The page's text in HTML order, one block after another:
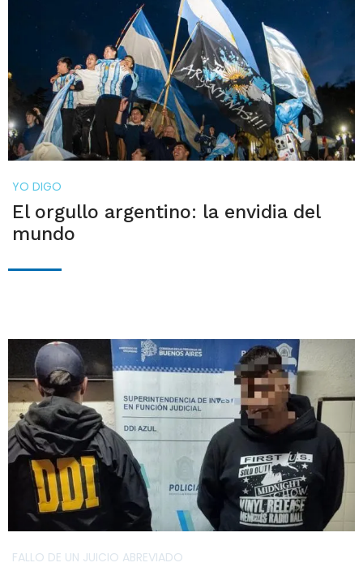
YO DIGO
El orgullo argentino: la envidia del
mundo
FALLO DE UN JUICIO ABREVIADO